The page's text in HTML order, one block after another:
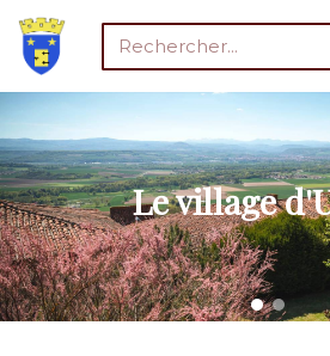
Aller
au
contenu
Le village